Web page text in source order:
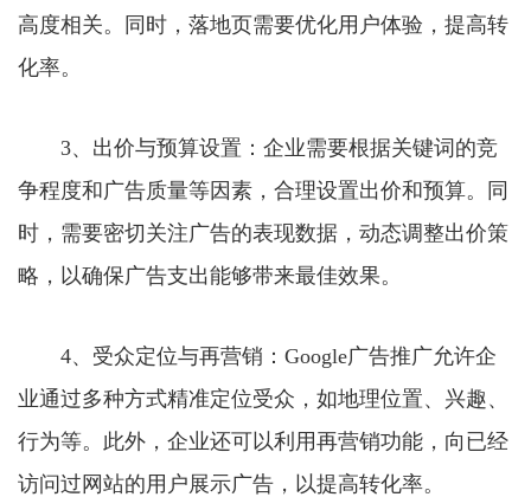
高度相关。同时，落地页需要优化用户体验，提高转
化率。
3、出价与预算设置：企业需要根据关键词的竞
争程度和广告质量等因素，合理设置出价和预算。同
时，需要密切关注广告的表现数据，动态调整出价策
略，以确保广告支出能够带来最佳效果。
4、受众定位与再营销：Google广告推广允许企
业通过多种方式精准定位受众，如地理位置、兴趣、
行为等。此外，企业还可以利用再营销功能，向已经
访问过网站的用户展示广告，以提高转化率。